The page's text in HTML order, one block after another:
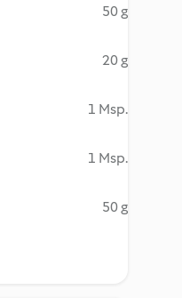
50 g
20 g
1 Msp.
1 Msp.
50 g